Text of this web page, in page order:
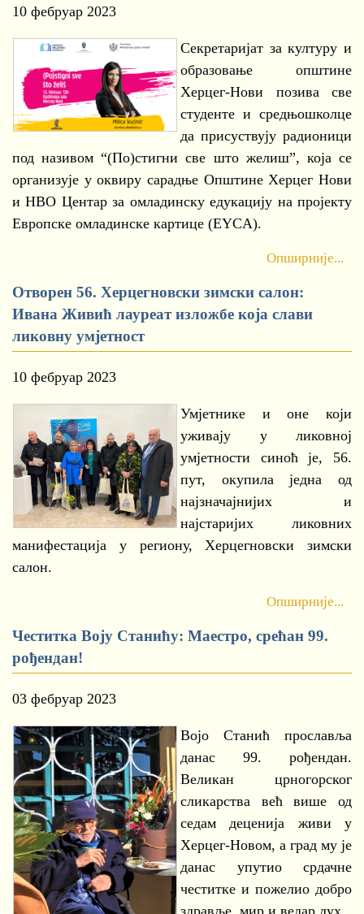
10 фебруар 2023
Секретаријат за културу и
образовање општине
Херцег-Нови позива све
студенте и средњошколце
да присуствују радионици
под називом “(По)стигни све што желиш”, која се
организује у оквиру сарадње Општине Херцег Нови
и НВО Центар за омладинску едукацију на пројекту
Европске омладинске картице (EYCA).
Опширније...
Отворен 56. Херцегновски зимски салон:
Ивана Живић лауреат изложбе која слави
ликовну умјетност
10 фебруар 2023
Умјетнике и оне који
уживају у ликовној
умјетности синоћ је, 56.
пут, окупила једна од
најзначајнијих и
најстаријих ликовних
манифестација у региону, Херцегновски зимски
салон.
Опширније...
Честитка Воју Станићу: Мaестро, срећан 99.
рођендан!
03 фебруар 2023
Војо Станић прославља
данас 99. рођендан.
Великан црногорског
сликарства већ више од
седам деценија живи у
Херцег-Новом, а град му је
данас упутио срдачне
честитке и пожелио добро